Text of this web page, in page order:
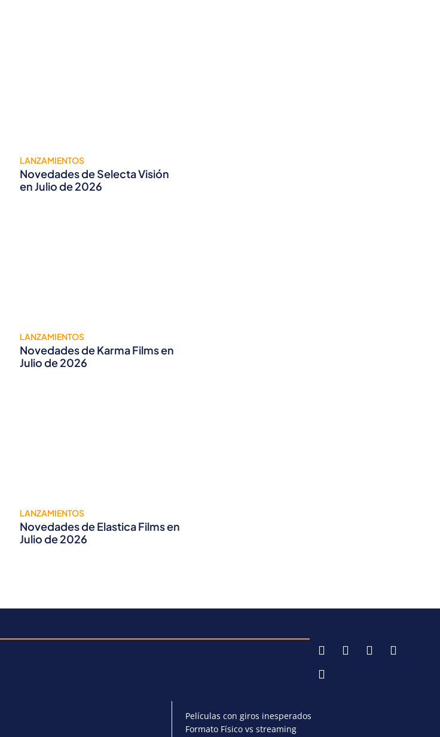
LANZAMIENTOS
Novedades de Selecta Visión
en Julio de 2026
LANZAMIENTOS
Novedades de Karma Films en
Julio de 2026
LANZAMIENTOS
Novedades de Elastica Films en
Julio de 2026
Películas con giros inesperados
Formato Físico vs streaming